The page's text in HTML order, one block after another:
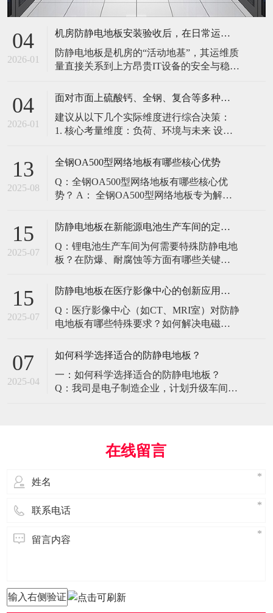
04
2026-01
机房防静电地板安装验收后，在日常运维中常常被忽视。请问，一套规范的、可操作的维护规程应包含哪些内容？有哪些“小问题”若不及时处理，会演变成“大故障”？
防静电地板是机房的“活动地基”，其运维质
量直接关系到上方昂贵IT设备的安全与稳
修，是保障其长期可靠的关键。 1. 建立分
由值班工程师执行）： 观： 巡检时观察地
面有无明显的水渍、油污或其它液体泼
04
2026-01
面对市面上硫酸钙、全钢、复合等多种类型的机房防静电地板，我们该如何科学选型？除了预算，更应该从哪些实际维度进行考量，以避免“过度配置”或“配置不足”？
建议从以下几个实际维度进行综合决策：
1. 核心考量维度：负荷、环境与未来 设备
您必须计算机房规划区域内最重设备的单
点载荷（通常指服务器机柜的支脚压
力）。 轻型机房（标准服务器/网络柜）：
单点载荷通常在1960N，主流的优质复合地
13
2025-08
全钢OA500型网络地板有哪些核心优势
Q：全钢OA500型网络地板有哪些核心优
势？ A： 全钢OA500型网络地板专为解决
以下核心优势： 高强度结构：采用优质冷
轧钢板拉伸焊接成型，表面磷化后静电喷
塑，防锈耐磨，承重性能优异。 便捷布
线：配套活动线槽板设计，可轻松掀起盖
15
2025-07
防静电地板在新能源电池生产车间的定制化解决方案
Q：锂电池生产车间为何需要特殊防静电地
板？在防爆、耐腐蚀等方面有哪些关键技
环境并存的特殊场景，需要全方位防护方
境要求 • 防爆等级：Ex IIB T4（ATEX认
证） • 静电泄放速度：<0.
15
2025-07
防静电地板在医疗影像中心的创新应用方案
Q：医疗影像中心（如CT、MRI室）对防静
电地板有哪些特殊要求？如何解决电磁干
环境特殊性对防静电地板提出了前所未有
疗影像环境的特殊需求 电磁兼容性要求 •
MRI室需完全无磁：磁化率<0.001（
07
2025-04
如何科学选择适合的防静电地板？
一：如何科学选择适合的防静电地板？
Q：我司是电子制造企业，计划升级车间地
用场景、技术指标及长期维护成本综合考
量。作为深耕行业多年的广东立品地板科
在线留言